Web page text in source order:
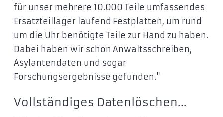
für unser mehrere 10.000 Teile umfassendes
Ersatzteillager laufend Festplatten, um rund
um die Uhr benötigte Teile zur Hand zu haben.
Dabei haben wir schon Anwaltsschreiben,
Asylantendaten und sogar
Forschungsergebnisse gefunden."
Vollständiges Datenlöschen...